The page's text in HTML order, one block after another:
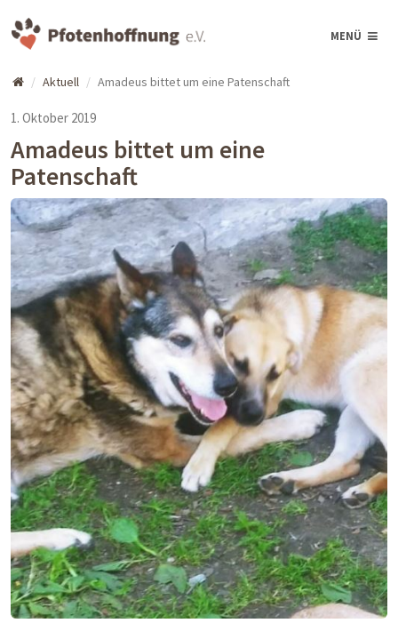
MENÜ
Aktuell Amadeus bittet um eine Patenschaft
1. Oktober 2019
Amadeus bittet um eine
Patenschaft